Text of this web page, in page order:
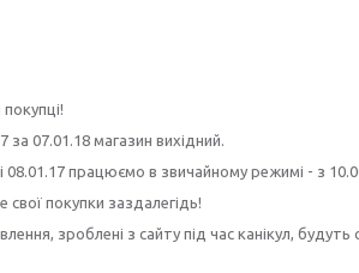
за 07.01.18 магазин вихідний.
08.01.17 працюємо в звичайному режимі - з
свої покупки заздалегідь!
зроблені з сайту під час канікул,